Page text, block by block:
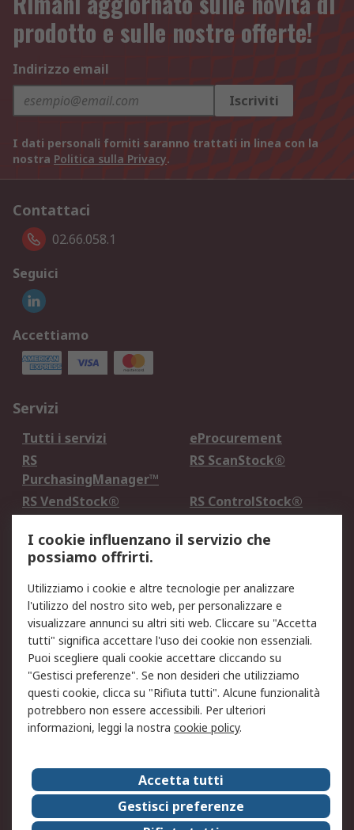
prodotto e sulle nostre offerte!
Indirizzo email
Iscriviti
I dati personali forniti saranno trattati in linea con la
nostra Politica sulla Privacy.
Contattaci
02.66.058.1
Seguici
Accettiamo
Servizi
Tutti i servizi
eProcurement
RS
PurchasingManager™
RS ScanStock®
RS VendStock®
RS ControlStock®
Legale
Informativa Cookie
Informativa Privacy -
Aggiornata
Email Security
Termini d'uso
Condizioni di vendita
Condizioni generali di
servizio
Etica e responsabilità
Chi Siamo
Chi Siamo
Contattaci
Supporto
ESG
Carriere
RS Group
I cookie influenzano il servizio che
possiamo offrirti.
Utilizziamo i cookie e altre tecnologie per analizzare
l'utilizzo del nostro sito web, per personalizzare e
visualizzare annunci su altri siti web. Cliccare su "Accetta
tutti" significa accettare l'uso dei cookie non essenziali.
Puoi scegliere quali cookie accettare cliccando su
"Gestisci preferenze". Se non desideri che utilizziamo
questi cookie, clicca su "Rifiuta tutti". Alcune funzionalità
potrebbero non essere accessibili. Per ulteriori
informazioni, leggi la nostra cookie policy.
Accetta tutti
Gestisci preferenze